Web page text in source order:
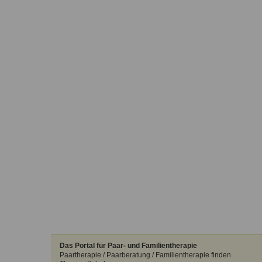
Das Portal für Paar- und Familientherapie
Paartherapie / Paarberatung / Familientherapie finden